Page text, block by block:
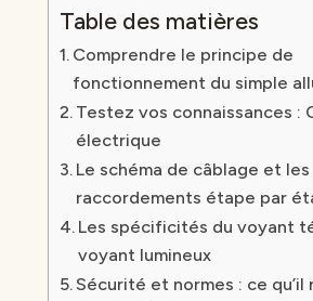
Table des matières
Comprendre le principe de
fonctionnement du simple
Testez vos connaissances :
électrique
Le schéma de câblage et les
raccordements étape par
Les spécificités du voyant
voyant lumineux
Sécurité et normes : ce qu’il